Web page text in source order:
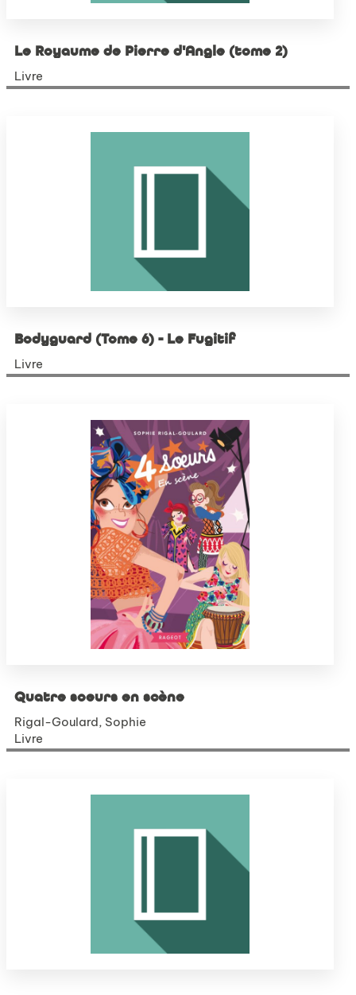
Le Royaume de Pierre d'Angle (tome 2)
Livre
Bodyguard (Tome 6) - Le Fugitif
Livre
Quatre soeurs en scène
Rigal-Goulard, Sophie
Livre